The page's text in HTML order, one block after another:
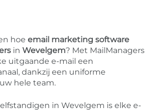
hoe email marketing software
in Wevelgem? Met MailManagers
uitgaande e-mail een
dankzij een uniforme
hele team.
in Wevelgem is elke e-